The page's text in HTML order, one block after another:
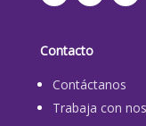
Contacto
Contáctanos
Trabaja con